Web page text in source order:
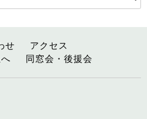
せ
アクセス
同窓会・後援会